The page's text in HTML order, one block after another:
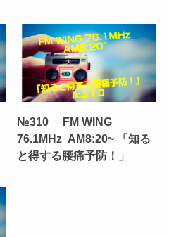
№310 FM WING
76.1MHz AM8:20~ 「知る
と得する腰痛予防！」